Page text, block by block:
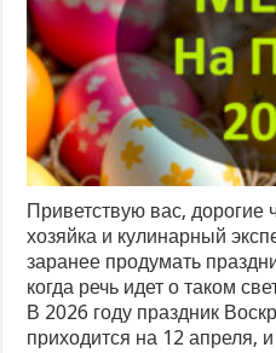
Приветствую вас, дорогие
хозяйка и кулинарный
заранее продумать
когда речь идет о таком
В 2026 году праздник
приходится на 12 апреля,